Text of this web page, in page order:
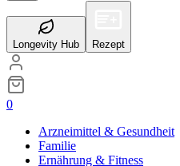
Longevity Hub Rezept
0
Arzneimittel & Gesundheit
Familie
Ernährung & Fitness